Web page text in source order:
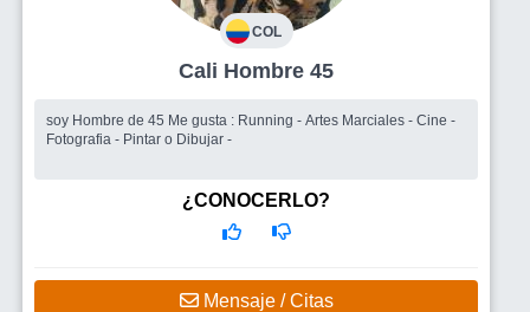
COL
Cali Hombre 45
soy Hombre de 45 Me gusta : Running - Artes Marciales - Cine -
Fotografia - Pintar o Dibujar -
¿CONOCERLO?
Mensaje / Citas